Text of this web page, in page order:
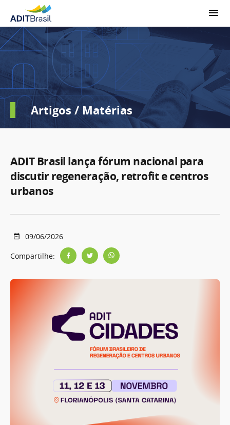
Artigos / Matérias
ADIT Brasil lança fórum nacional para
discutir regeneração, retrofit e centros
urbanos
09/06/2026
Compartilhe: